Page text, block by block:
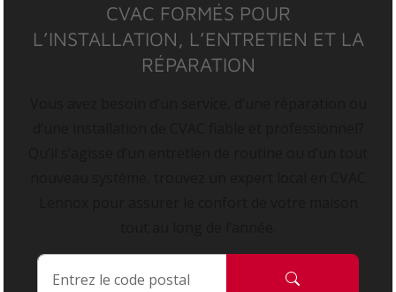
CVAC FORMÉS POUR
L’INSTALLATION, L’ENTRETIEN ET LA
RÉPARATION